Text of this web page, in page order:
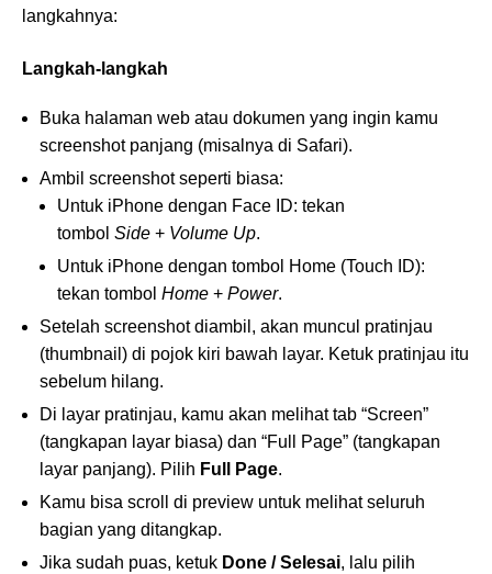
langkahnya:
Langkah-langkah
Buka halaman web atau dokumen yang ingin kamu
screenshot panjang (misalnya di Safari).
Ambil screenshot seperti biasa:
Untuk iPhone dengan Face ID: tekan
tombol Side + Volume Up.
Untuk iPhone dengan tombol Home (Touch ID):
tekan tombol Home + Power.
Setelah screenshot diambil, akan muncul pratinjau
(thumbnail) di pojok kiri bawah layar. Ketuk pratinjau itu
sebelum hilang.
Di layar pratinjau, kamu akan melihat tab “Screen”
(tangkapan layar biasa) dan “Full Page” (tangkapan
layar panjang). Pilih Full Page.
Kamu bisa scroll di preview untuk melihat seluruh
bagian yang ditangkap.
Jika sudah puas, ketuk Done / Selesai, lalu pilih